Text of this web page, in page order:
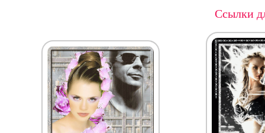
Ссылки